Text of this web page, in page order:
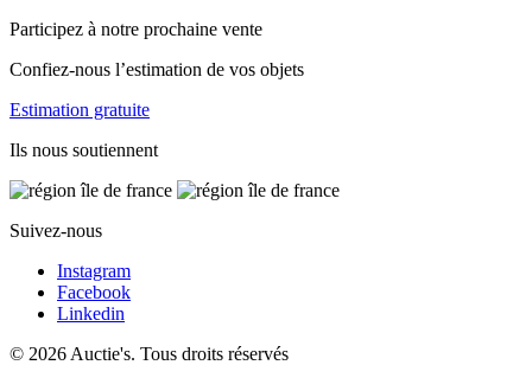
Participez à notre prochaine vente
Confiez-nous l’estimation de vos objets
Estimation gratuite
Ils nous soutiennent
Suivez-nous
Instagram
Facebook
Linkedin
© 2026 Auctie's. Tous droits réservés